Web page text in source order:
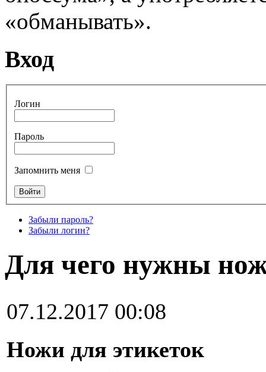
«обманывать».
Вход
Логин
Пароль
Запомнить меня
Забыли пароль?
Забыли логин?
Для чего нужны
07.12.2017 00:08
Ножи для этикеток